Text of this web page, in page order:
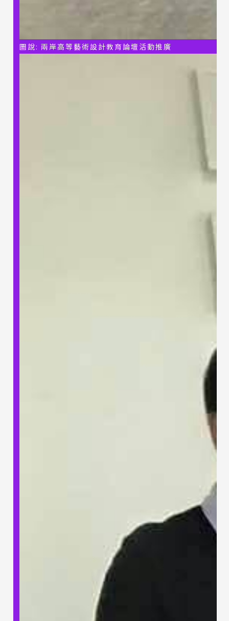
圖說: 兩岸高等藝術設計教育論壇活動推廣